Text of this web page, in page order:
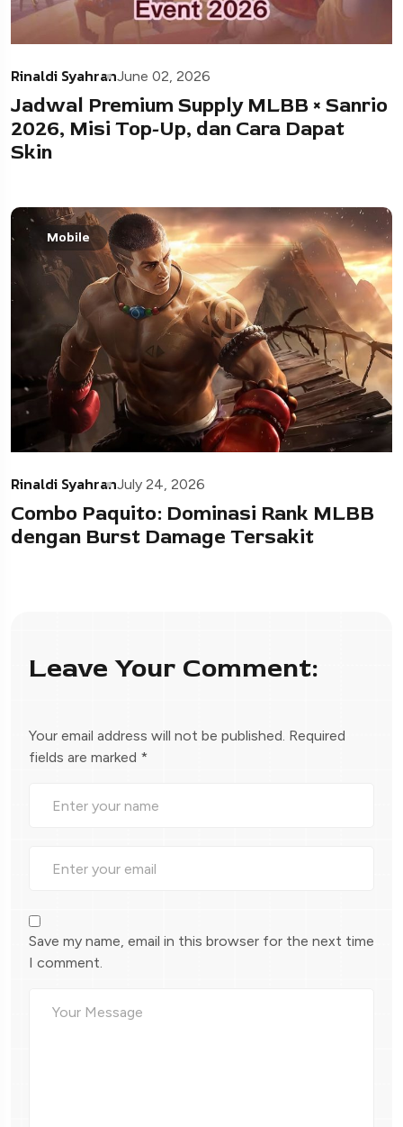
Rinaldi SyahranJune 02, 2026
Jadwal Premium Supply MLBB × Sanrio
2026, Misi Top-Up, dan Cara Dapat
Skin
Mobile
Rinaldi SyahranJuly 24, 2026
Combo Paquito: Dominasi Rank MLBB
dengan Burst Damage Tersakit
Leave Your Comment:
Your email address will not be published. Required
fields are marked *
Save my name, email in this browser for the next time
I comment.